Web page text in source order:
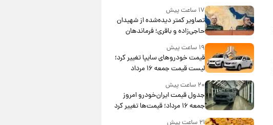
۱۷ ساعت پیش
تصاویر کمتر دیده‌شده از شهیدان
حاجی‌زاده و باقری؛ فرماندهان
شهید هوافضای ایران
۱۹ ساعت پیش
قیمت خودروهای سایپا تغییر کرد؛
لیست قیمت جمعه ۱۶ مرداد
۲۰ ساعت پیش
جدول قیمت ایران‌خودرو امروز
جمعه ۱۶ مرداد؛ قیمت‌ها تغییر کرد
۲۱ ساعت پیش